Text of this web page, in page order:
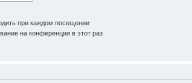
при каждом посещении
на конференции в этот раз